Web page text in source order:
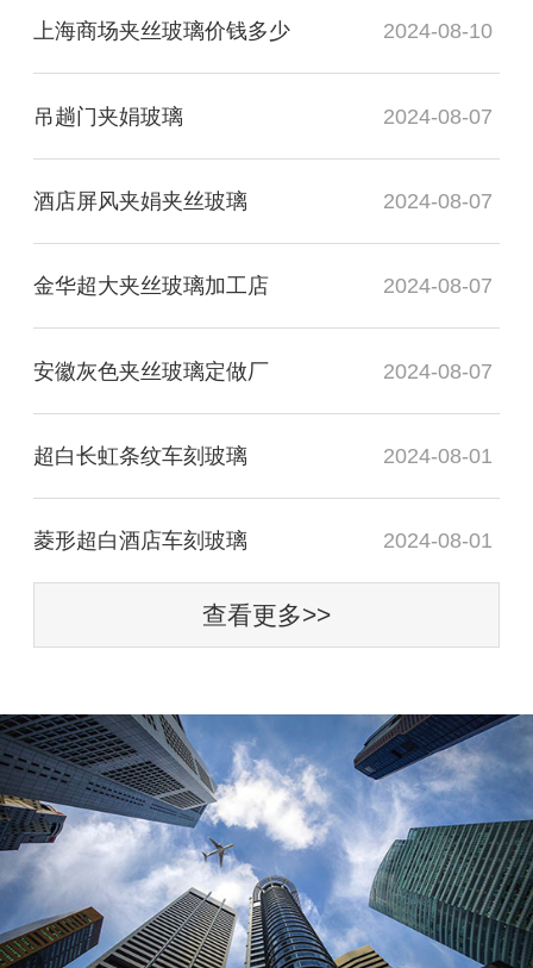
上海商场夹丝玻璃价钱多少 2024-08-10
吊趟门夹娟玻璃 2024-08-07
酒店屏风夹娟夹丝玻璃 2024-08-07
金华超大夹丝玻璃加工店 2024-08-07
安徽灰色夹丝玻璃定做厂 2024-08-07
超白长虹条纹车刻玻璃 2024-08-01
菱形超白酒店车刻玻璃 2024-08-01
查看更多>>